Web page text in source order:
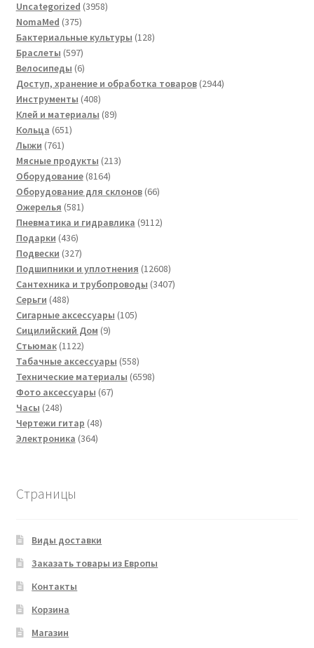
Uncategorized 39583958
NomaMed 375375
товаров
Бактериальные культуры 128128
Браслеты 597597
товаров
Велосипеды 66
товаров
Доступ, хранение и обработка товаров 29442944
Инструменты 408408
товаров
Клей и материалы 8989
Кольца 651651
Лыжи 761761
товар
Мясные продукты 213213
Оборудование 81648164
товара
Оборудование для склонов 6666
Ожерелья 581581
товар
Пневматика и гидравлика 91129112
Подарки 436436
товаров
Подвески 327327
товаров
Подшипники и уплотнения 1260812608
товаров
Сантехника и трубопроводы 34073407
Серьги 488488
товаров
Сигарные аксессуары 105105
Сицилийский Дом 99
Стьюмак 11221122
товара
Табачные аксессуары 558558
товаров
Технические материалы 65986598
Фото аксессуары 6767
Часы 248248
товаров
Чертежи гитар 4848
Электроника 364364
Страницы
Виды доставки
Заказать товары из Европы
Контакты
Корзина
Магазин